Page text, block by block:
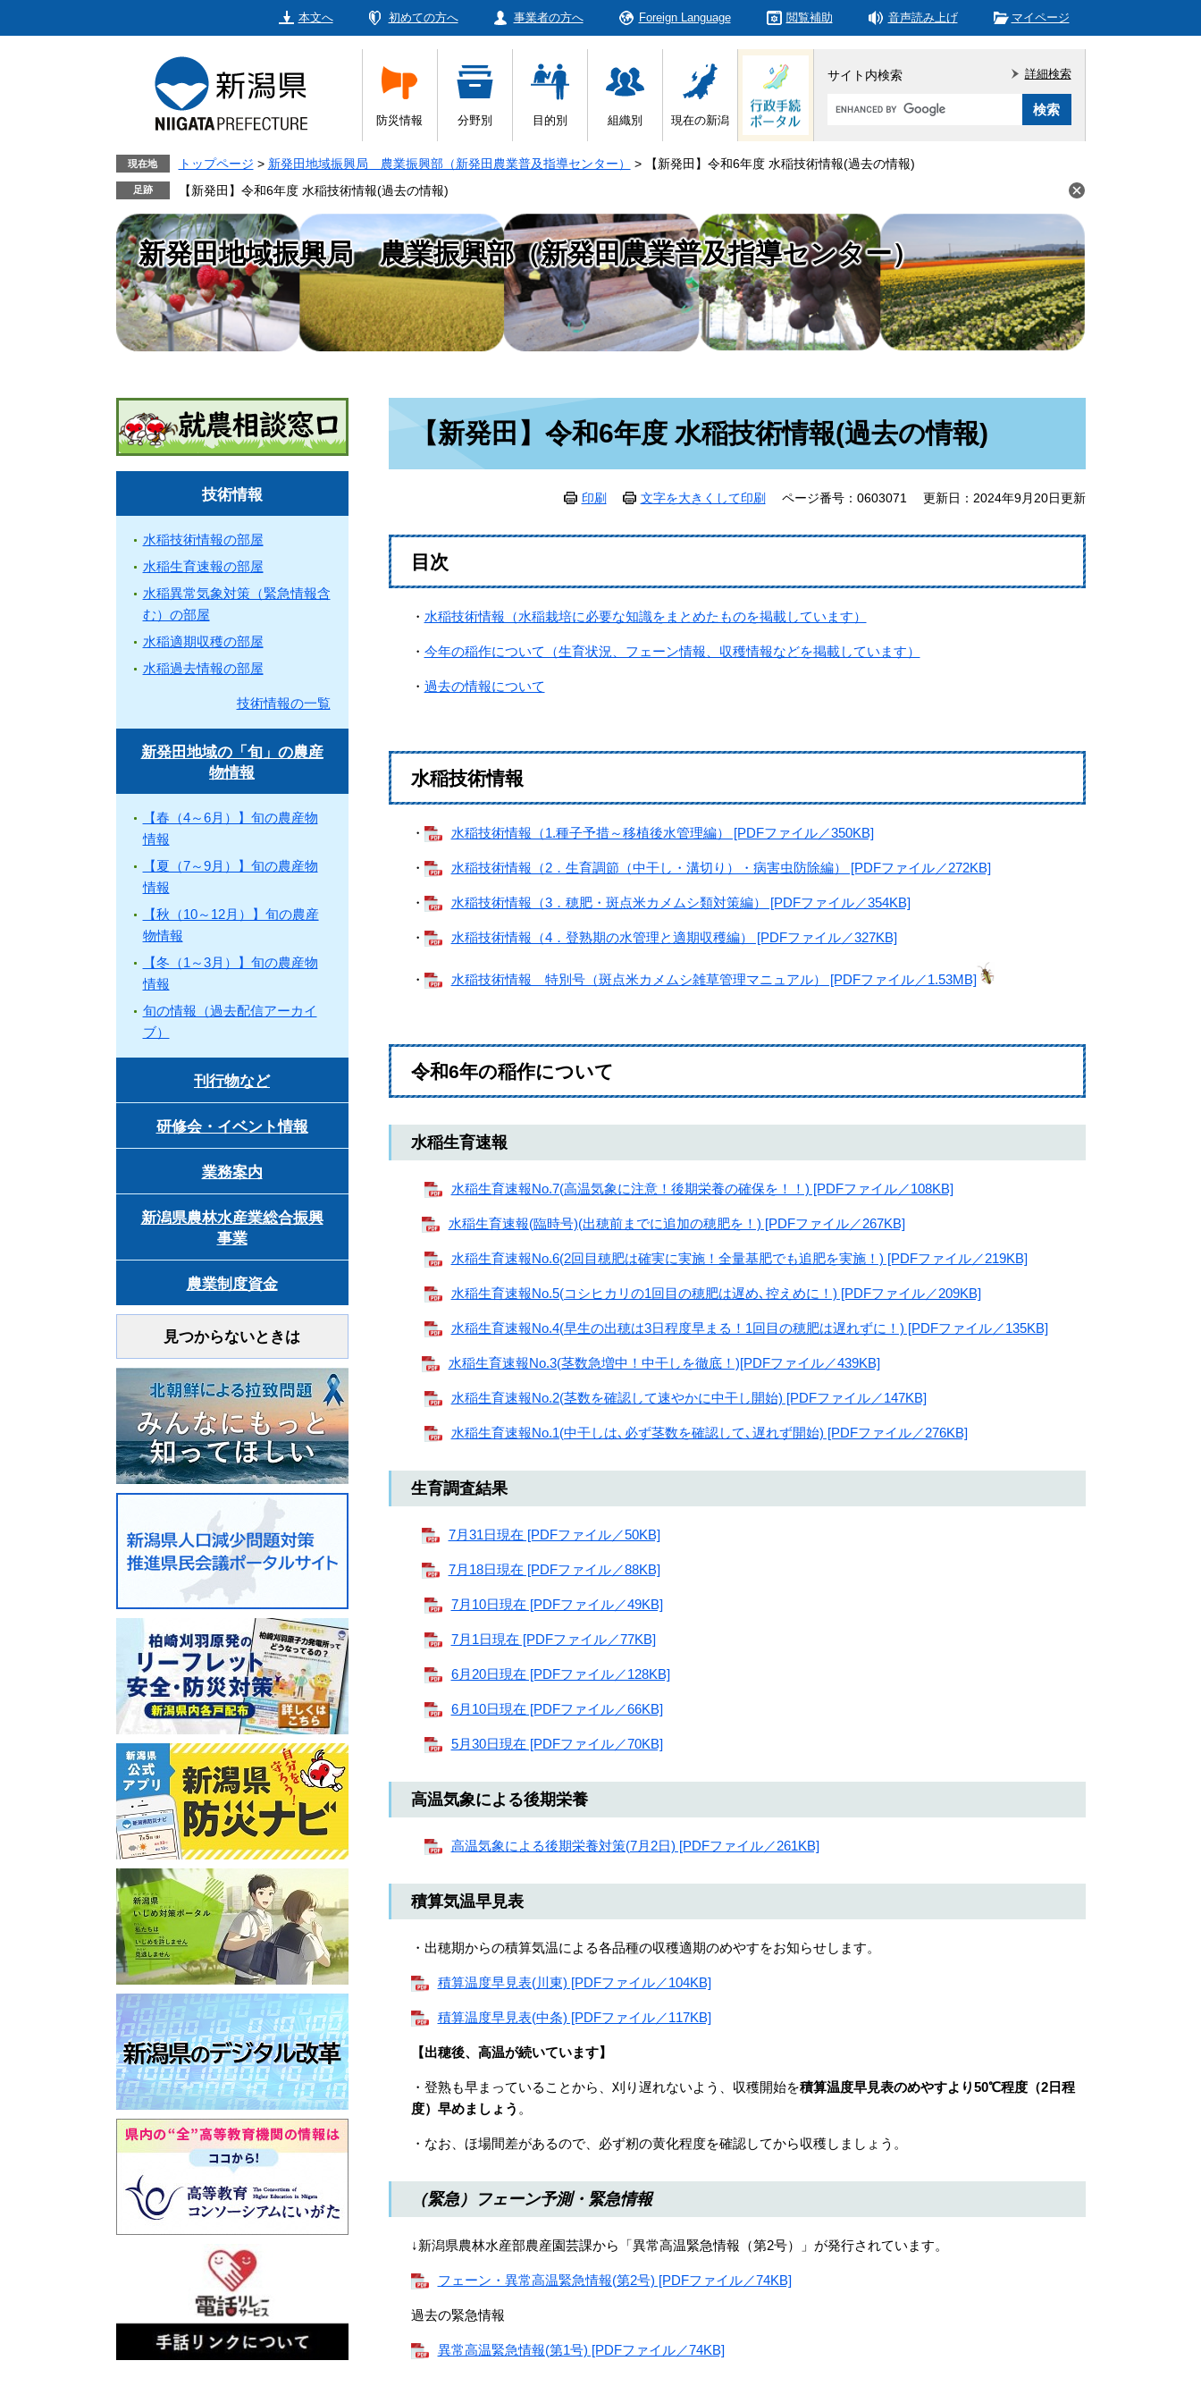
本文へ 初めての方へ 事業者の方へ Foreign Language 閲覧補助 音声読み上げ マイページ
防災情報 分野別 目的別 組織別 現在の新潟
サイト内検索
Google
タ
ム
詳細検索
現在地 トップページ > 新発田地域振興局 農業振興部（新発田農業普及指導センター） >
【新発田】令和6年度 水稲技術情報(過去の情報)
【新発田】令和6年度 水稲技術情報(過去の情報)
新発田地域振興局 農業振興部（新発田農業普及指導センター）
【新発田】令和6年度 水稲技術情報(過去の情報)
印刷 文字を大きくして印刷 ページ番号：0603071 更新日：2024年9月20日更新
目次
・ 水稲技術情報（水稲栽培に必要な知識をまとめたものを掲載しています）
・ 今年の稲作について（生育状況、フェーン情報、収穫情報などを掲載しています）
・ 過去の情報について
水稲技術情報
・ 水稲技術情報（1.種子予措～移植後水管理編） [PDFファイル／350KB]
・ 水稲技術情報（2．生育調節（中干し・溝切り）・病害虫防除編） [PDFファイル／272KB]
・ 水稲技術情報（3．穂肥・斑点米カメムシ類対策編） [PDFファイル／354KB]
・ 水稲技術情報（4．登熟期の水管理と適期収穫編） [PDFファイル／327KB]
・ 水稲技術情報 特別号（斑点米カメムシ雑草管理マニュアル） [PDFファイル／1.53MB]
令和6年の稲作について
水稲生育速報
水稲生育速報No.7(高温気象に注意！後期栄養の確保を！！) [PDFファイル／108KB]
水稲生育速報(臨時号)(出穂前までに追加の穂肥を！) [PDFファイル／267KB]
水稲生育速報No.6(2回目穂肥は確実に実施！全量基肥でも追肥を実施！) [PDFファイル／219KB]
水稲生育速報No.5(コシヒカリの1回目の穂肥は遅め､控えめに！) [PDFファイル／209KB]
水稲生育速報No.4(早生の出穂は3日程度早まる！1回目の穂肥は遅れずに！) [PDFファイル／135KB]
水稲生育速報No.3(茎数急増中！中干しを徹底！)[PDFファイル／439KB]
水稲生育速報No.2(茎数を確認して速やかに中干し開始) [PDFファイル／147KB]
水稲生育速報No.1(中干しは､必ず茎数を確認して､遅れず開始) [PDFファイル／276KB]
生育調査結果
7月31日現在 [PDFファイル／50KB]
7月18日現在 [PDFファイル／88KB]
7月10日現在 [PDFファイル／49KB]
7月1日現在 [PDFファイル／77KB]
6月20日現在 [PDFファイル／128KB]
6月10日現在 [PDFファイル／66KB]
5月30日現在 [PDFファイル／70KB]
高温気象による後期栄養
高温気象による後期栄養対策(7月2日) [PDFファイル／261KB]
積算気温早見表
・出穂期からの積算気温による各品種の収穫適期のめやすをお知らせします。
積算温度早見表(川東) [PDFファイル／104KB]
積算温度早見表(中条) [PDFファイル／117KB]
【出穂後、高温が続いています】
・登熟も早まっていることから、刈り遅れないよう、収穫開始を積算温度早見表のめやすより50℃程度（2日程
度）早めましょう 。
・なお、ほ場間差があるので、必ず籾の黄化程度を確認してから収穫しましょう。
（緊急）フェーン予測・緊急情報
↓新潟県農林水産部農産園芸課から「異常高温緊急情報（第2号）」が発行されています。
フェーン・異常高温緊急情報(第2号) [PDFファイル／74KB]
過去の緊急情報
異常高温緊急情報(第1号) [PDFファイル／74KB]
技術情報
水稲技術情報の部屋
水稲生育速報の部屋
水稲異常気象対策（緊急情報含
む）の部屋
水稲適期収穫の部屋
水稲過去情報の部屋
技術情報の一覧
新発田地域の「旬」の農産
物情報
【春（4～6月）】旬の農産物
情報
【夏（7～9月）】旬の農産物
情報
【秋（10～12月）】旬の農産
物情報
【冬（1～3月）】旬の農産物
情報
旬の情報（過去配信アーカイ
ブ）
刊行物など
研修会・イベント情報
業務案内
新潟県農林水産業総合振興
事業
農業制度資金
見つからないときは